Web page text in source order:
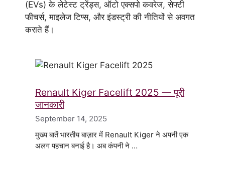
(EVs) के लेटेस्ट ट्रेंड्स, ऑटो एक्सपो कवरेज, सेफ्टी
फीचर्स, माइलेज टिप्स, और इंडस्ट्री की नीतियों से अवगत
कराते हैं।
Renault Kiger Facelift 2025 — पूरी
जानकारी
September 14, 2025
मुख्य बातें भारतीय बाज़ार में Renault Kiger ने अपनी एक
अलग पहचान बनाई है। अब कंपनी ने …